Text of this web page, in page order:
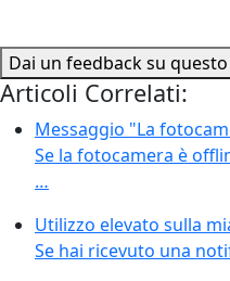
Dai un feedback su
Articoli Correlati:
Messaggio "La
Se la fotocamera è
…
Utilizzo elevato sulla
Se hai ricevuto una